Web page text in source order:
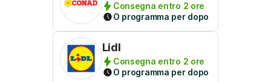
Consegna entro 2 ore
O programma per dopo
Lidl
Consegna entro 2 ore
O programma per dopo